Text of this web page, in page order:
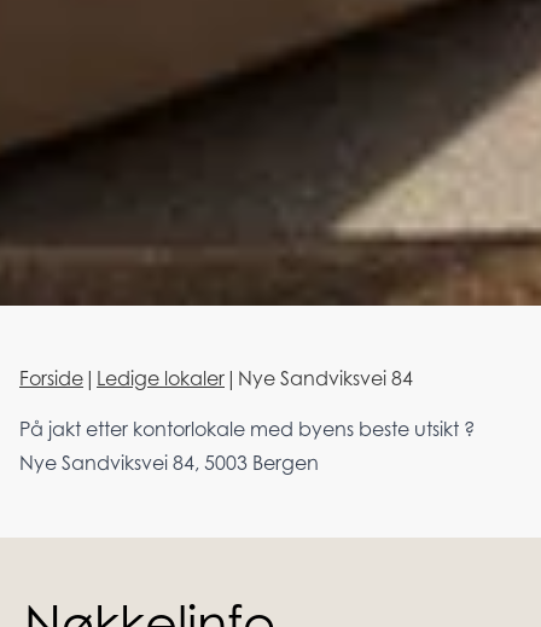
Forside | Ledige lokaler | Nye Sandviksvei 84
På jakt etter kontorlokale med byens beste utsikt ?
Nye Sandviksvei 84, 5003 Bergen